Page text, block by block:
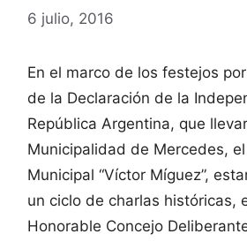
6 julio, 2016
En el marco de los festejos
de la Declaración de la
República Argentina, que
Municipalidad de Mercedes,
Municipal “Víctor Míguez”,
un ciclo de charlas históricas,
Honorable Concejo